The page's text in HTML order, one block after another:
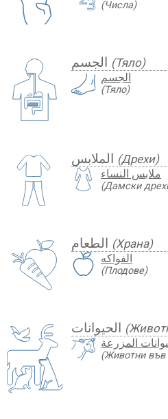
(Числа)
(Тяло)
الجسم
(Тяло)
(Дрехи)
ملابس النساء
(Дамски
(Храна)
الفواكه
(Плодове)
المزرعة
(Животни